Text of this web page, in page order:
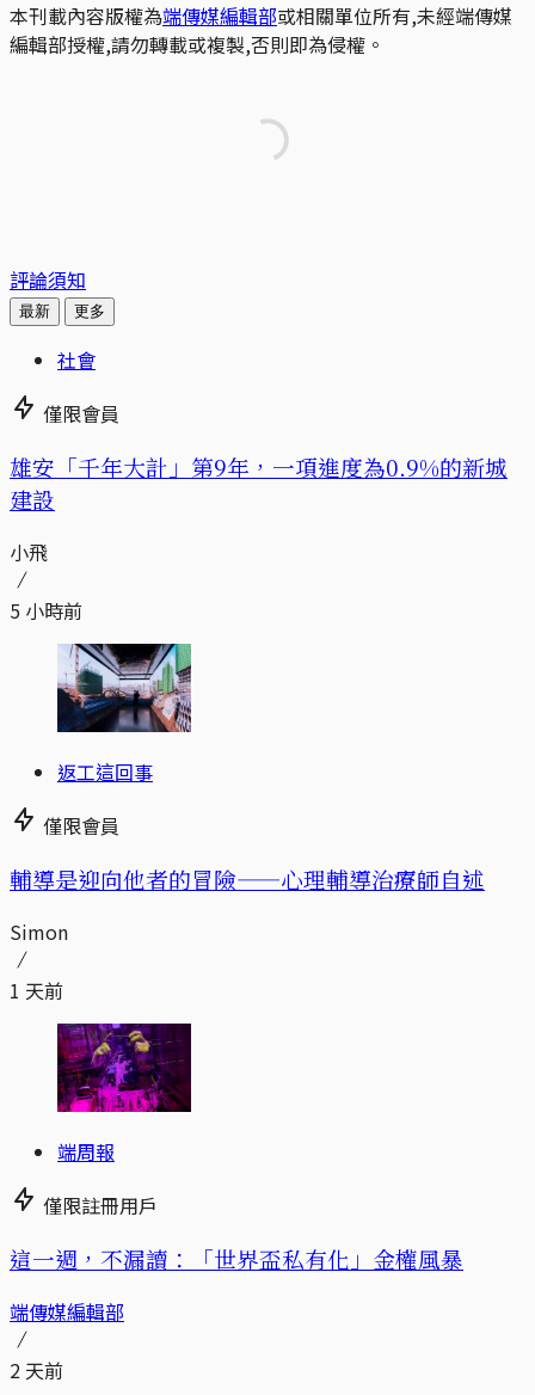
本刊載內容版權為端傳媒編輯部或相關單位所有,未經端傳媒
編輯部授權,請勿轉載或複製,否則即為侵權。
評論須知
最新 更多
社會
僅限會員
​​雄安「千年大計」第9年，一項進度為0.9%的新城
建設
小飛
5 小時前
返工這回事
僅限會員
輔導是迎向他者的冒險——心理輔導治療師自述
Simon
1 天前
端周報
僅限註冊用戶
這一週，不漏讀：「世界盃私有化」金權風暴
端傳媒編輯部
2 天前